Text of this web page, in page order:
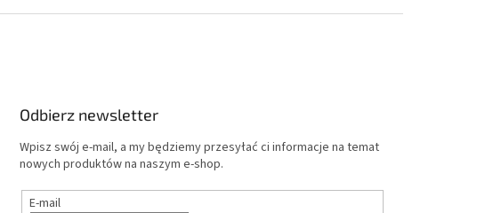
Odbierz newsletter
Wpisz swój e-mail, a my będziemy przesyłać ci informacje na temat
nowych produktów na naszym e-shop.
E-mail